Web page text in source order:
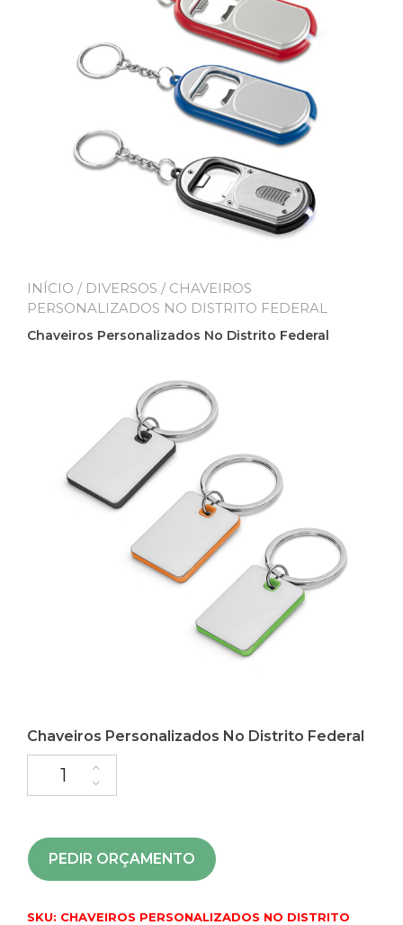
INÍCIO / DIVERSOS / CHAVEIROS
PERSONALIZADOS NO DISTRITO FEDERAL
Chaveiros Personalizados No Distrito Federal
Chaveiros Personalizados No Distrito Federal
PEDIR ORÇAMENTO
SKU: CHAVEIROS PERSONALIZADOS NO DISTRITO